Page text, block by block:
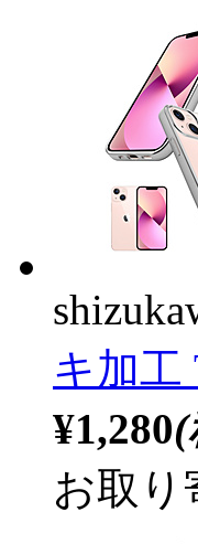
キ加工
¥1,280
お取り